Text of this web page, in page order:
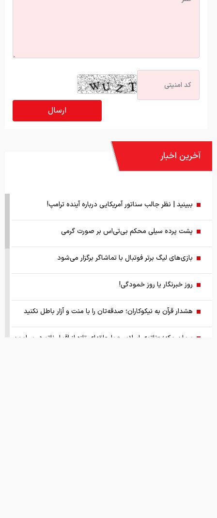
آخرین اخبار
ببینید | نظر جالب سناتور آمریکایی درباره آینده ترامپ!
پشت پرده سیلی محکم بی‌تی‌اس بر صورت گرمی
بازی‌های لیگ برتر فوتبال با تماشاگر برگزار می‌شود
روز خبرنگار یا روز خمودگی!
هشدار قرآن به نیکوکاران؛ صدقه‌تان را با منت و آزار باطل نکنید
پیمان مکه؛ «ناتوی اسلامی» یا حلقه‌ای تازه از اقمار ناتو در پیرامون